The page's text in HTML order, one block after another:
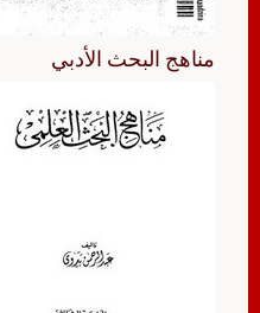
مناهج البحث الأدبي